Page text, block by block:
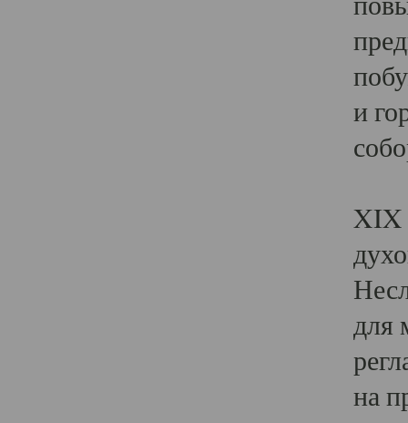
и
XIX
для
на